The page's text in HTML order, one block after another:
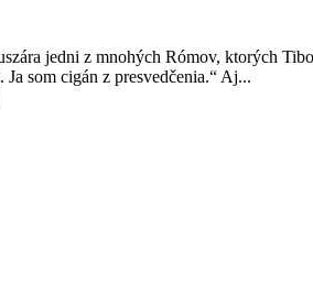
jedni z mnohých Rómov, ktorých
som cigán z presvedčenia.“ Aj...